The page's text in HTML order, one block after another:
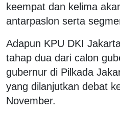
keempat dan kelima
antarpaslon serta
Adapun KPU DKI
tahap dua dari calon
gubernur di Pilkada
yang dilanjutkan debat
November.